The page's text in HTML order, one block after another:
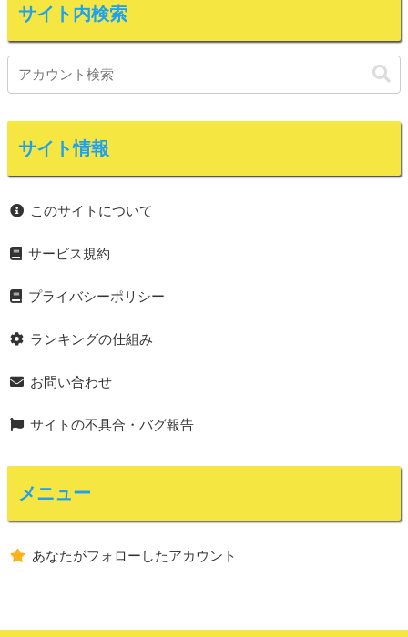
サイト内検索
サイト情報
このサイトについて
サービス規約
プライバシーポリシー
ランキングの仕組み
お問い合わせ
サイトの不具合・バグ報告
メニュー
あなたがフォローしたアカウント